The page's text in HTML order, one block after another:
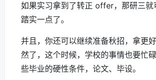
如果实习拿到了转正 offer，那研三就
踏实一点了。
并且，你还可以继续准备秋招，拿更
然了，这个时候，学校的事情也要忙
些毕业的硬性条件，论文、毕设。